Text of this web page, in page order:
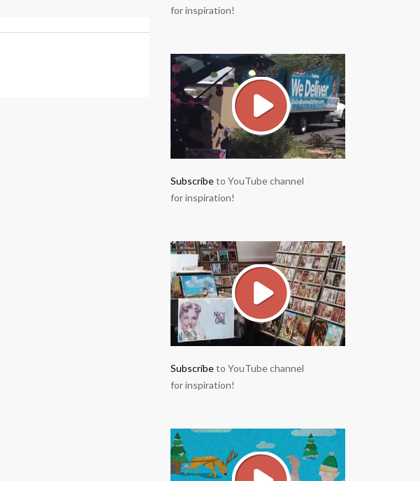
for inspiration!
Subscribeto YouTube channel
for inspiration!
Subscribeto YouTube channel
for inspiration!